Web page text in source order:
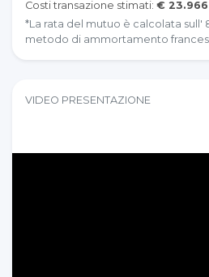
Costi transazione stimati: € 23.966
*La rata del mutuo è calcolata sull'
metodo di ammortamento
VIDEO PRESENTAZIONE